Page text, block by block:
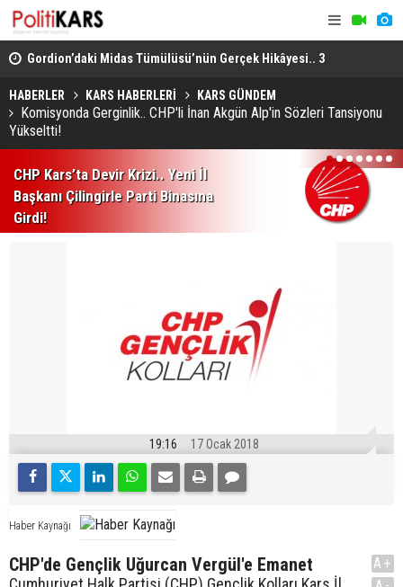
Gordion’daki Midas Tümülüsü’nün Gerçek Hikâyesi.. 3
Bin 200 Yıllık Mezar Günümüze Ulaştı!
HABERLER KARS HABERLERİ KARS GÜNDEM
Komisyonda Gerginlik.. CHP'li İnan Akgün Alp'in Sözleri Tansiyonu
Yükseltti!
CHP Kars’ta Devir Krizi.. Yeni İl
Başkanı Çilingirle Parti Binasına
Girdi!
1 2 3 4 5 6 7
19:16 17 Ocak 2018
Haber Kaynağı
CHP'de Gençlik Uğurcan Vergül'e Emanet
A+